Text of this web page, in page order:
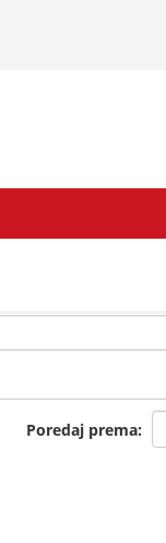
Poredaj prema